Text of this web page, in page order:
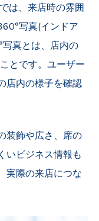
は、来店時の雰囲
写真(インドア
真とは、店内の
とです。ユーザー
店内の様子を確認
装飾や広さ、席の
いビジネス情報も
実際の来店につな